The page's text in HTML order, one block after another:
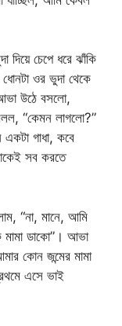
চেপে ধরে ঝাঁকি
ওর ভুদা থেকে
উঠে বসলো,
বলল, “কেমন লাগলো?”
গাধা, কবে
সব করতে
“না, মানে, আমি
মামা ডাকো”। আভা
কোন জন্মের মামা
এসে ভাই